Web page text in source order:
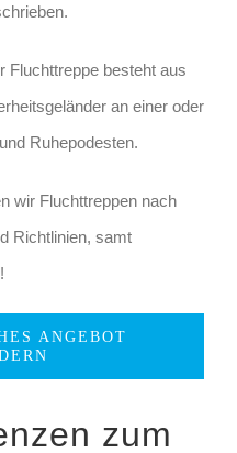
Fluchttreppe besteht aus
an einer oder
Ruhepodesten.
wir Fluchttreppen nach
Richtlinien, samt
ANGEBOT
zum